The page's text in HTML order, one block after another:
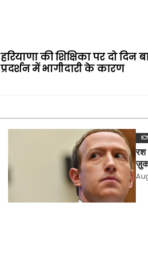
हरियाणा की शिक्षिका पर दो
प्रदर्शन में भागीदारी के कारण
रश